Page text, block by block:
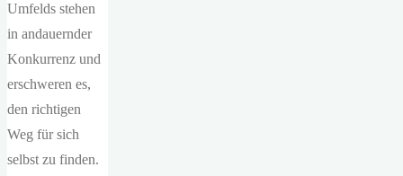
Umfelds stehen
in andauernder
Konkurrenz und
erschweren es,
den richtigen
Weg für sich
selbst zu finden.